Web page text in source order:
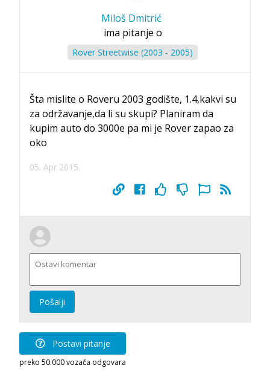
Miloš Dmitrić
ima pitanje o
Rover Streetwise (2003 - 2005)
Šta mislite o Roveru 2003 godište, 1.4,kakvi su
za održavanje,da li su skupi? Planiram da
kupim auto do 3000e pa mi je Rover zapao za
oko
05. Apr 2015.
Pošalji
Postavi pitanje
preko 50.000 vozača odgovara